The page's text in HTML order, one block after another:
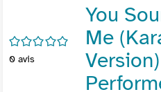
/5
0 avis
You
Me